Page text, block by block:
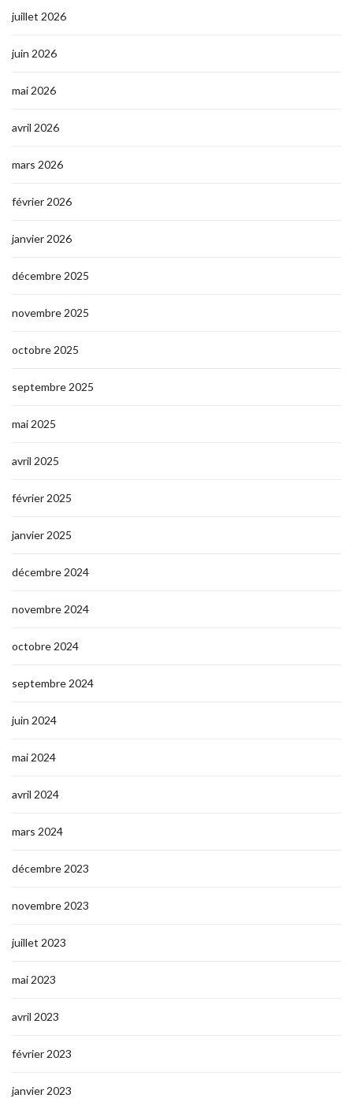
juillet 2026
juin 2026
mai 2026
avril 2026
mars 2026
février 2026
janvier 2026
décembre 2025
novembre 2025
octobre 2025
septembre 2025
mai 2025
avril 2025
février 2025
janvier 2025
décembre 2024
novembre 2024
octobre 2024
septembre 2024
juin 2024
mai 2024
avril 2024
mars 2024
décembre 2023
novembre 2023
juillet 2023
mai 2023
avril 2023
février 2023
janvier 2023